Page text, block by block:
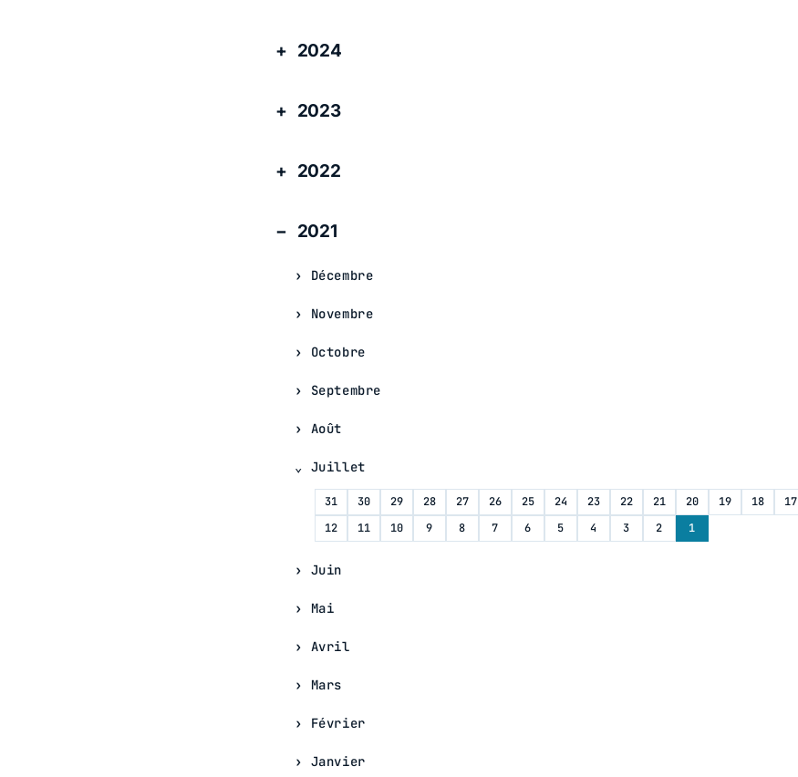
2024
2023
2022
2021
Décembre
Novembre
Octobre
Septembre
Août
Juillet
31 30 29 28 27 26 25 24 23 22 21 20 19 18 17
12
11 10 9 8 7 6 5 4 3 2 1
Juin
Mai
Avril
Mars
Février
Janvier